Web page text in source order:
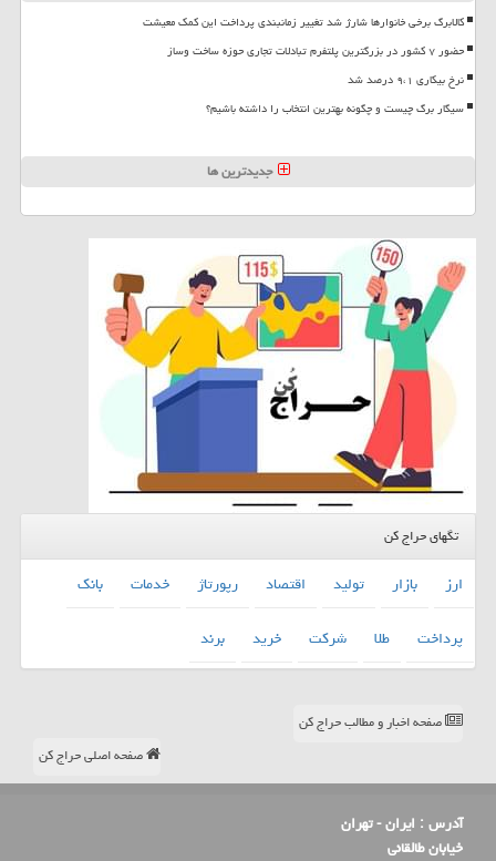
کالابرگ برخی خانوارها شارژ شد تغییر زمانبندی پرداخت این کمک معیشت
حضور ۷ کشور در بزرگترین پلتفرم تبادلات تجاری حوزه ساخت وساز
نرخ بیکاری ۹،۱ درصد شد
سیگار برگ چیست و چگونه بهترین انتخاب را داشته باشیم؟
جدیدترین ها
تگهای حراج کن
ارز بازار تولید اقتصاد رپورتاژ خدمات
بانك
پرداخت
طلا شركت خرید برند
صفحه اخبار و مطالب حراج کن
صفحه اصلی حراج کن
آدرس : ایران - تهران
خیابان طالقانی